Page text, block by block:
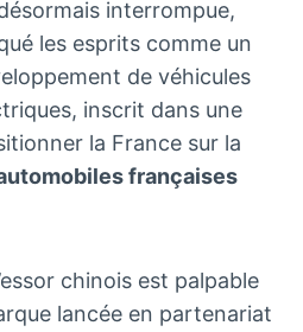
interrompue,
les esprits comme un
de véhicules
inscrit dans une
la France sur la
françaises
chinois est palpable
lancée en partenariat